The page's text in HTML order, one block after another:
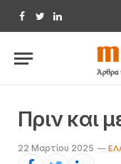
Facebook
TwitterLinkedIn
Πριν και
22 Μαρτίου 2025